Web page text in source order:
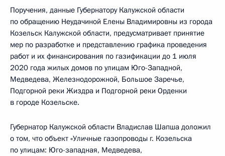
Поручения, данные Губернатору Калужской области
по обращению Неудачиной Елены Владимировны из города
Козельск Калужской области, предусматривает принятие
мер по разработке и представлению графика проведения
работ и их финансирования по газификации до 1 июля
2020 года жилых домов по улицам Юго-Западной,
Медведева, Железнодорожной, Большое Заречье,
Подгорной реки Жиздра и Подгорной реки Орденки
в городе Козельске.
Губернатор Калужской области Владислав Шапша доложил
о том, что объект «Уличные газопроводы г. Козельска
по улицам: Юго-западная, Медведева,